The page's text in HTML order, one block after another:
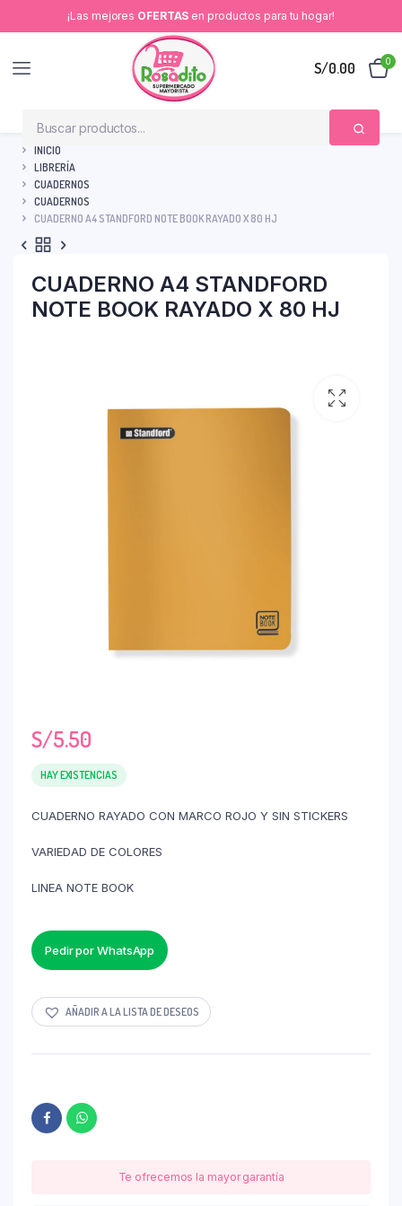
¡Las mejores OFERTAS en productos para tu hogar!
S/0.00 0
INICIO
LIBRERÍA
CUADERNOS
CUADERNOS
CUADERNO A4 STANDFORD NOTE BOOK RAYADO X 80 HJ
CUADERNO A4 STANDFORD
NOTE BOOK RAYADO X 80 HJ
S/5.50
HAY EXISTENCIAS
CUADERNO RAYADO CON MARCO ROJO Y SIN STICKERS
VARIEDAD DE COLORES
LINEA NOTE BOOK
Pedir por WhatsApp
AÑADIR A LA LISTA DE DESEOS
Te ofrecemos la mayor garantía